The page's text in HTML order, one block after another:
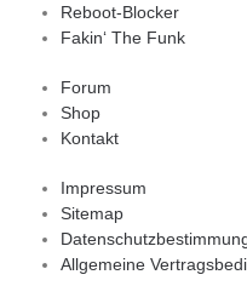
Reboot-Blocker
Fakin‘ The Funk
Forum
Shop
Kontakt
Impressum
Sitemap
Allgemeine